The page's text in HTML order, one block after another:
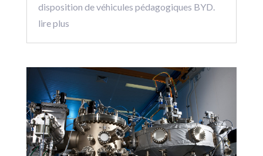
disposition de véhicules pédagogiques BYD.
lire plus